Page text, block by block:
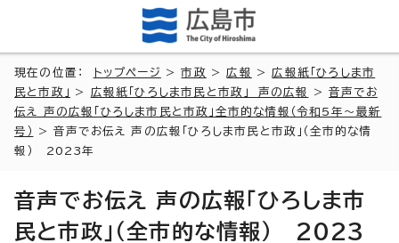
現在の位置： トップページ >市政 >広報 >広報紙「ひろしま市
民と市政」
> 広報紙「ひろしま市民と市政」 声の広報 >音声でお
伝え 声の広報「ひろしま市民と市政」全市的な情報（令和5年～最新
号）
> 音声でお伝え 声の広報「ひろしま市民と市政」（全市的な情
報） 2023年
音声でお伝え 声の広報「ひろしま市
民と市政」（全市的な情報） 2023